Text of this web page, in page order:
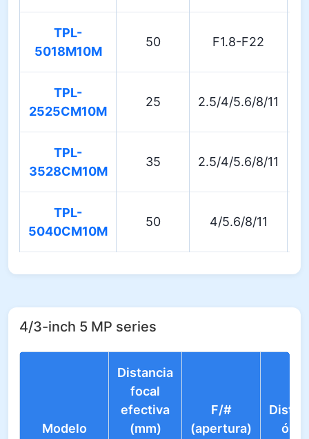
TPL-
5018M10M
50 F1.8-F22
TPL-
2525CM10M
25 2.5/4/5.6/8/11
TPL-
3528CM10M
35 2.5/4/5.6/8/11
TPL-
5040CM10M
50 4/5.6/8/11
4/3-inch 5 MP series
Modelo
Distancia
focal
efectiva
(mm)
F/#
(apertura)